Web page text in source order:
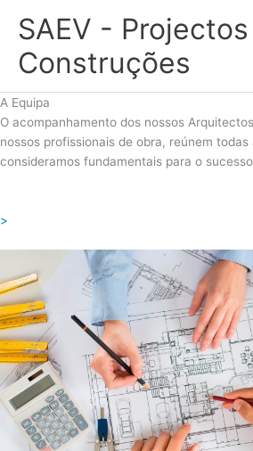
SAEV - Projectos
Construções
A Equipa
O acompanhamento dos nossos
nossos profissionais de obra, reúnem
consideramos fundamentais para o
>